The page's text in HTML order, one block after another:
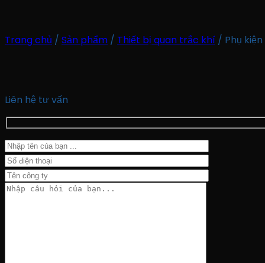
Trang chủ / Sản phẩm / Thiết bị quan trắc khí / Phụ
Liên hệ tư vấn